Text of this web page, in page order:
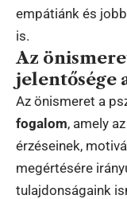
empátiánk és
is.
Az
jelentősége
Az önismeret a
fogalom, amely
érzéseinek,
megértésére
tulajdonságaink